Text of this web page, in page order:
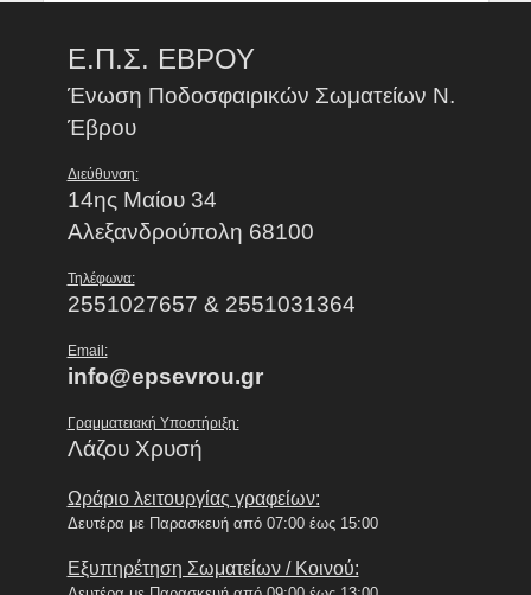
Ε.Π.Σ. ΕΒΡΟΥ
Ένωση Ποδοσφαιρικών Σωματείων Ν.
Έβρου
Διεύθυνση:
14ης Μαίου 34
Αλεξανδρούπολη 68100
Τηλέφωνα:
2551027657 & 2551031364
Email:
info@epsevrou.gr
Γραμματειακή Υποστήριξη:
Λάζου Χρυσή
Ωράριο λειτουργίας γραφείων:
Δευτέρα με Παρασκευή από 07:00 έως 15:00
Εξυπηρέτηση Σωματείων / Κοινού: